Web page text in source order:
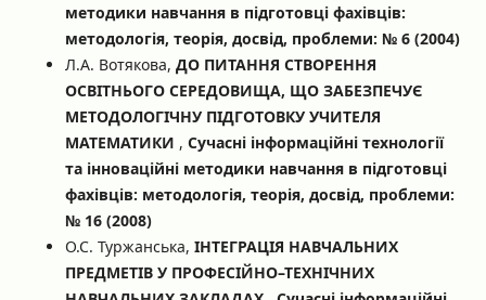
методики навчання в підготовці фахівців:
методологія, теорія, досвід, проблеми: № 6 (2004)
Л.А. Вотякова, ДО ПИТАННЯ СТВОРЕННЯ
ОСВІТНЬОГО СЕРЕДОВИЩА, ЩО ЗАБЕЗПЕЧУЄ
МЕТОДОЛОГІЧНУ ПІДГОТОВКУ УЧИТЕЛЯ
МАТЕМАТИКИ , Сучасні інформаційні технології
та інноваційні методики навчання в підготовці
фахівців: методологія, теорія, досвід, проблеми:
№ 16 (2008)
О.С. Туржанська, ІНТЕГРАЦІЯ НАВЧАЛЬНИХ
ПРЕДМЕТІВ У ПРОФЕСІЙНО–ТЕХНІЧНИХ